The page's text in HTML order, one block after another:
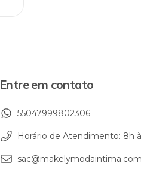
Entre em contato
55047999802306
Horário de Atendimento: 8h